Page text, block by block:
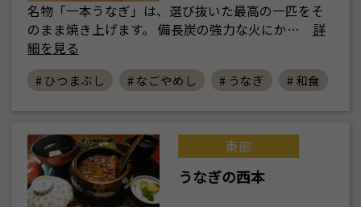
名物「一本うなぎ」は、選び抜いた最高の一匹をそ
のまま焼き上げます。 備長炭の強力な火にか…
詳
細を見る
# ひつまぶし # なごやめし # うなぎ # 和食
東部
うなぎの西本